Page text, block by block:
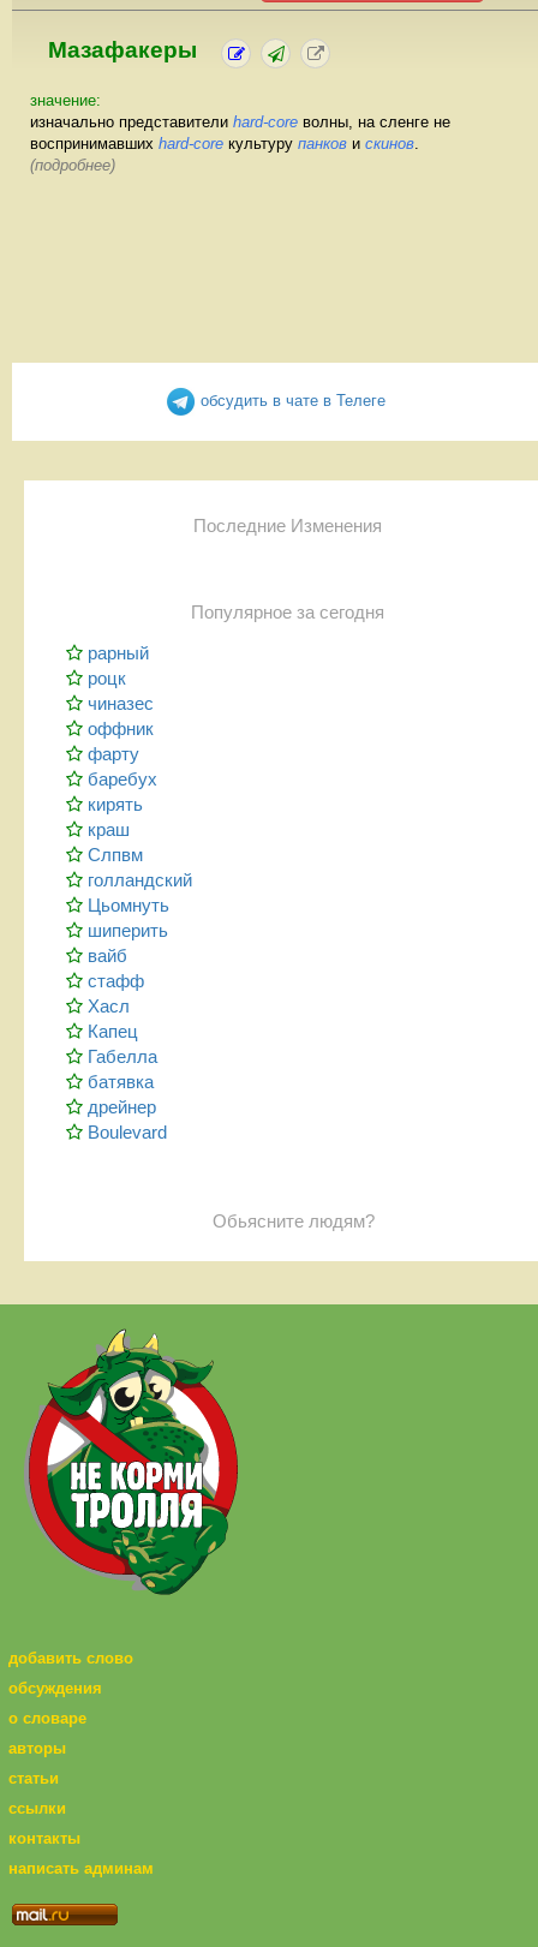
Мазафакеры
значение:
изначально представители hard-core волны, на сленге не
воспринимавших hard-core культуру панков и скинов
(подробнее)
обсудить в чате в Телеге
Последние Изменения
Популярное за сегодня
рарный
роцк
чиназес
оффник
фарту
баребух
кирять
краш
Слпвм
голландский
Цьомнуть
шиперить
вайб
стафф
Хасл
Капец
Габелла
батявка
дрейнер
Boulevard
Обьясните людям?
добавить слово
обсуждения
о словаре
авторы
статьи
ссылки
контакты
написать админам